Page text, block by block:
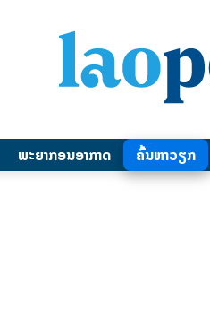
ພະຍາກອນອາກາດ ຄົ້ນຫາວຽກ